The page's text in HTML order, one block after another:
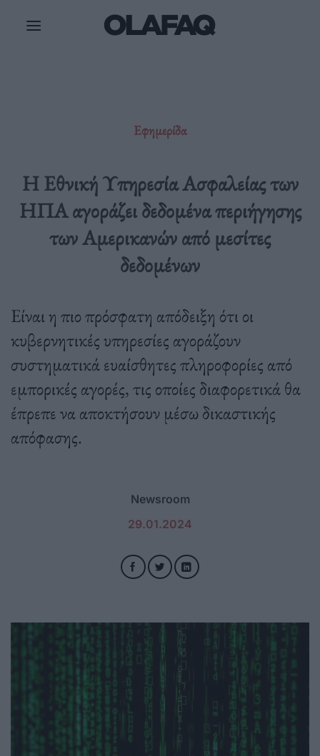
Εφημερίδα
Η Εθνική Υπηρεσία Ασφαλείας των
ΗΠΑ αγοράζει δεδομένα περιήγησης
των Αμερικανών από μεσίτες
δεδομένων
Είναι η πιο πρόσφατη απόδειξη ότι οι
κυβερνητικές υπηρεσίες αγοράζουν
συστηματικά ευαίσθητες πληροφορίες από
εμπορικές αγορές, τις οποίες διαφορετικά θα
έπρεπε να αποκτήσουν μέσω δικαστικής
απόφασης.
Newsroom
29.01.2024